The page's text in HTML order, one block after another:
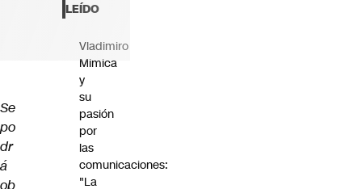
Se
po
dr
á
ob
LEÍDO
Vladimiro
Mimica
y
su
pasión
por
las
comunicaciones:
"La